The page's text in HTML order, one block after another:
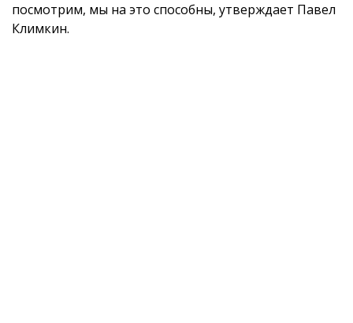
посмотрим, мы на это способны, утверждает Павел
Климкин.